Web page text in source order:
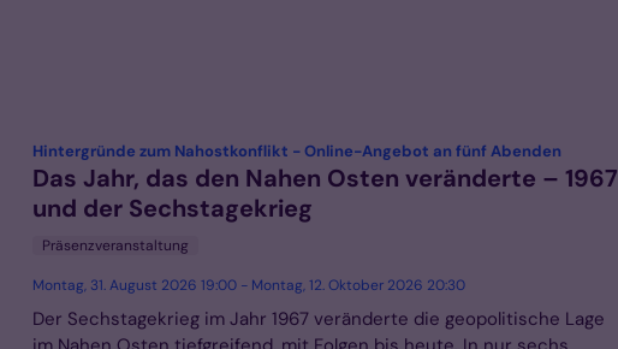
Hintergründe zum Nahostkonflikt - Online-Angebot an fünf Abenden
Das Jahr, das den Nahen Osten veränderte – 1967
und der Sechstagekrieg
Präsenzveranstaltung
Montag, 31. August 2026 19:00 - Montag, 12. Oktober 2026 20:30
Der Sechstagekrieg im Jahr 1967 veränderte die geopolitische Lage